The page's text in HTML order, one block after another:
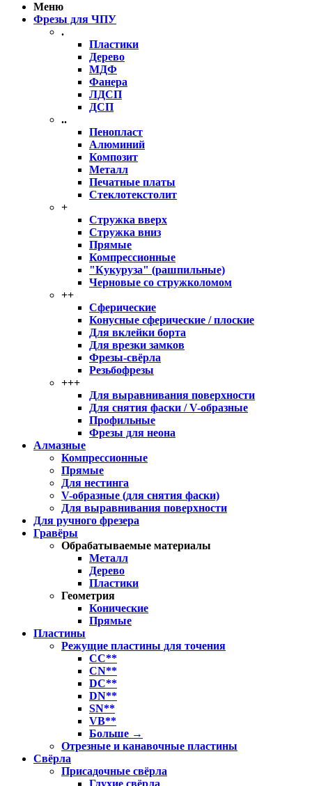
Меню
Фрезы для ЧПУ
.
Пластики
Дерево
МДФ
Фанера
ЛДСП
ДСП
..
Пенопласт
Алюминий
Композит
Металл
Печатные платы
Стеклотекстолит
+
Стружка вверх
Стружка вниз
Прямые
Компрессионные
"Кукуруза" (рашпильные)
Черновые со стружколомом
++
Сферические
Конусные сферические / плоские
Для вклейки борта
Для врезки замков
Фрезы-свёрла
Резьбофрезы
+++
Для выравнивания поверхности
Для снятия фаски / V-образные
Профильные
Фрезы для неона
Алмазные
Компрессионные
Прямые
Для нестинга
V-образные (для снятия фаски)
Для выравнивания поверхности
Для ручного фрезера
Гравёры
Обрабатываемые материалы
Металл
Дерево
Пластики
Геометрия
Конические
Прямые
Пластины
Режущие пластины для точения
CC**
CN**
DC**
DN**
SN**
VB**
Больше →
Отрезные и канавочные пластины
Свёрла
Присадочные свёрла
Глухие свёрла